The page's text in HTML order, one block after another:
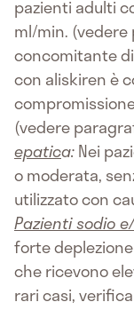
pazienti adulti
ml/min. (vedere
concomitante di
con aliskiren è
(vedere
epatica:Nei
o moderata,
utilizzato con
Pazienti sodio
forte
che ricevono
rari casi,